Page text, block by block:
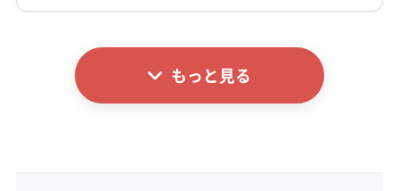
公式サイトを見る
基本情報
代表者名
もっと見る